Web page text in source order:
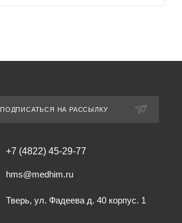
ПОДПИСАТЬСЯ НА РАССЫЛКУ
+7 (4822) 45-29-77
hms@medhim.ru
Тверь, ул. Фадеева д. 40 корпус. 1